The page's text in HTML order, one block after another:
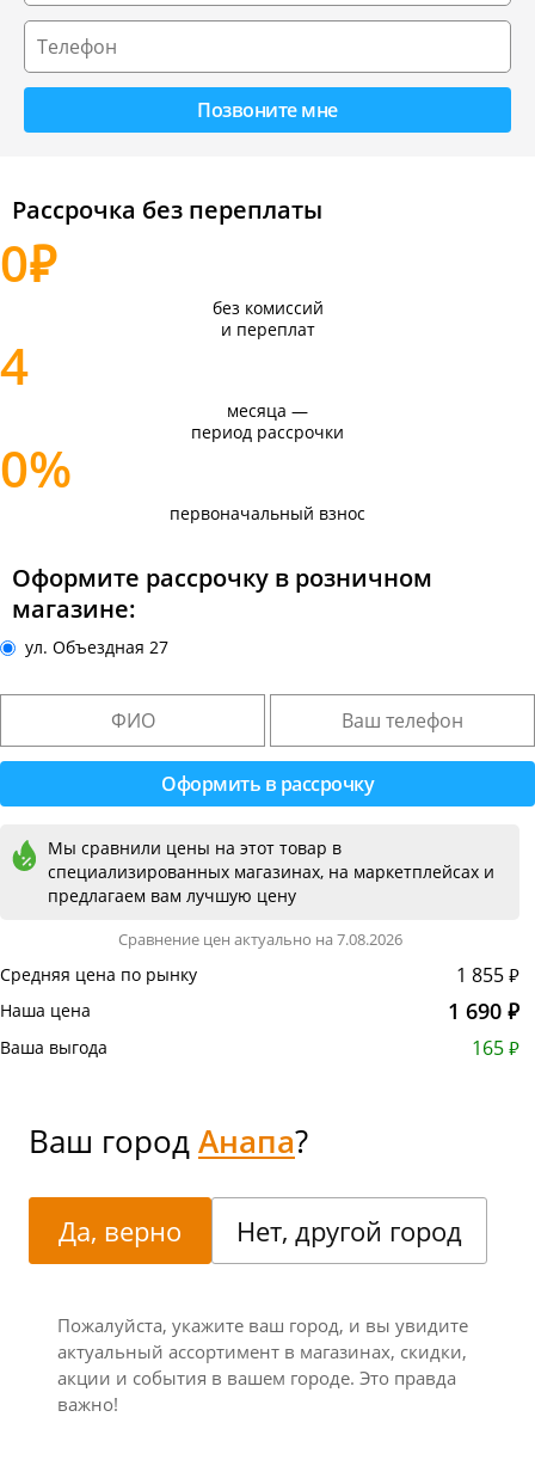
Рассрочка без переплаты
0₽
без комиссий
и переплат
4
месяца —
период рассрочки
0%
первоначальный взнос
Оформите рассрочку в розничном
магазине:
ул. Объездная 27
Мы сравнили цены на этот товар в
специализированных магазинах, на маркетплейсах и
предлагаем вам лучшую цену
Сравнение цен актуально на 7.08.2026
Средняя цена по рынку 1 855 ₽
Наша цена 1 690 ₽
Ваша выгода 165 ₽
Ваш городАнапа?
Да, верно Нет, другой город
Пожалуйста, укажите ваш город, и вы увидите
актуальный ассортимент в магазинах, скидки,
акции и события в вашем городе. Это правда
важно!